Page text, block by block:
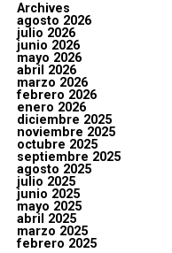
Archives
agosto 2026
julio 2026
junio 2026
mayo 2026
abril 2026
marzo 2026
febrero 2026
enero 2026
diciembre 2025
noviembre 2025
octubre 2025
septiembre 2025
agosto 2025
julio 2025
junio 2025
mayo 2025
abril 2025
marzo 2025
febrero 2025